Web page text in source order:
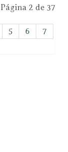
Página 2 de 37
5 6
7